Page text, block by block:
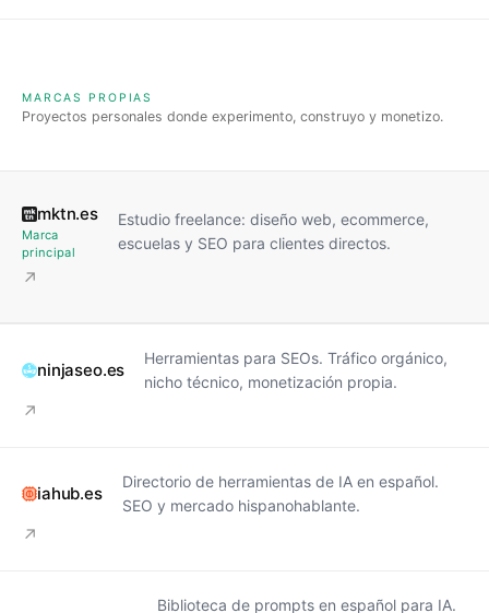
MARCAS PROPIAS
Proyectos personales donde experimento, construyo y monetizo.
mktn.es
Marca
principal
Estudio freelance: diseño web, ecommerce,
escuelas y SEO para clientes directos.
↗
ninjaseo.es
Herramientas para SEOs. Tráfico orgánico,
nicho técnico, monetización propia.
↗
iahub.es
Directorio de herramientas de IA en español.
SEO y mercado hispanohablante.
↗
Biblioteca de prompts en español para IA.